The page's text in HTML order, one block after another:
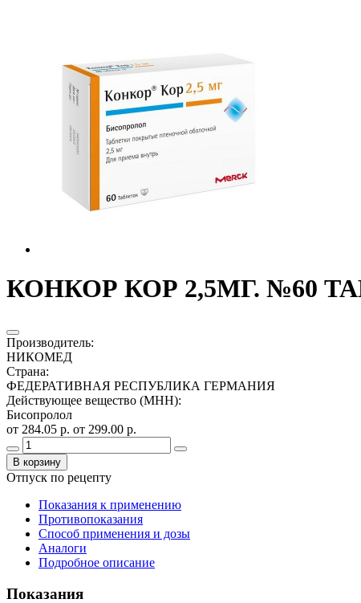
КОНКОР КОР 2,5МГ. №60
Производитель:
НИКОМЕД
Страна:
ФЕДЕРАТИВНАЯ РЕСПУБЛИКА ГЕРМАНИЯ
Действующее вещество (МНН):
Бисопролол
от 284.05 р. от 299.00 р.
В корзину
Отпуск по рецепту
Показания к применению
Противопоказания
Способ применения и дозы
Аналоги
Подробное описание
Показания